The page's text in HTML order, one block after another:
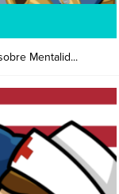
Mentalid...